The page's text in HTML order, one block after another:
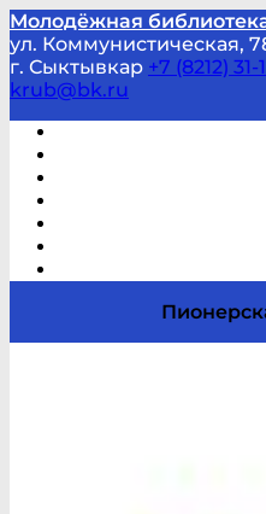
Молодёжная
ул. Коммунистическая,
г. Сыктывкар +7 (8212) 31-
krub@bk.ru